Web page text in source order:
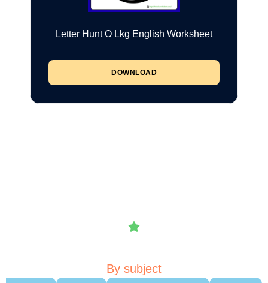
Letter Hunt O Lkg English Worksheet
DOWNLOAD
By subject